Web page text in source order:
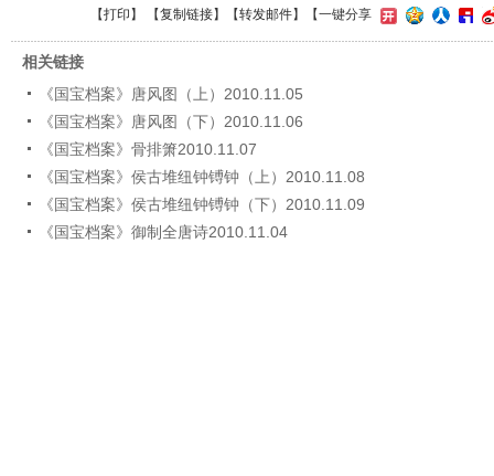
【打印 】 【复制链接】【转发邮件】 【一键分享
相关链接
《国宝档案》唐风图（上）2010.11.05
《国宝档案》唐风图（下）2010.11.06
《国宝档案》骨排箫2010.11.07
《国宝档案》侯古堆纽钟镈钟（上）2010.11.08
《国宝档案》侯古堆纽钟镈钟（下）2010.11.09
《国宝档案》御制全唐诗2010.11.04